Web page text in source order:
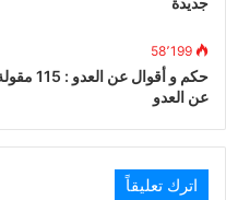
58٬199
حكم و أقوال عن العدو : 115
عن العدو
اترك تعليقاً